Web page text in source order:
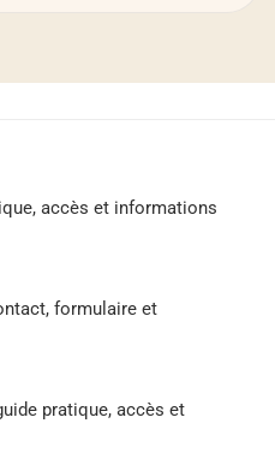
accès et informations
formulaire et
pratique, accès et